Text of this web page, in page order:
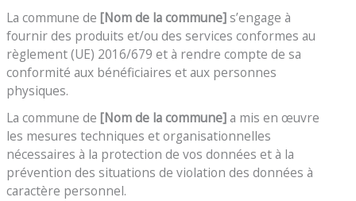
La commune de[Nom de la commune]s’engage à
fournir des produits et/ou des services conformes au
règlement (UE) 2016/679 et à rendre compte de sa
conformité aux bénéficiaires et aux personnes
physiques.
La commune de[Nom de la commune]a mis en œuvre
les mesures techniques et organisationnelles
nécessaires à la protection de vos données et à la
prévention des situations de violation des données à
caractère personnel.